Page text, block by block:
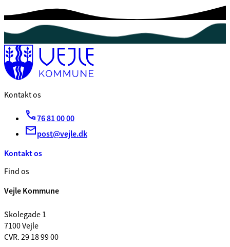
Kontakt os
76 81 00 00
post@vejle.dk
Kontakt os
Find os
Vejle Kommune
Skolegade 1
7100 Vejle
CVR. 29 18 99 00